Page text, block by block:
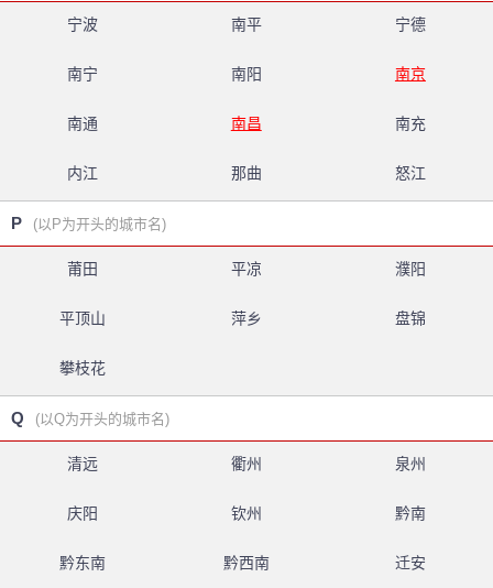
宁波 南平 宁德
南宁 南阳 南京
南通 南昌 南充
内江 那曲 怒江
P (以P为开头的城市名)
莆田 平凉 濮阳
平顶山 萍乡 盘锦
攀枝花
Q (以Q为开头的城市名)
清远 衢州 泉州
庆阳 钦州 黔南
黔东南 黔西南 迁安